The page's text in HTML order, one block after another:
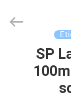
CASA
PRODOTTI
Industry
SP